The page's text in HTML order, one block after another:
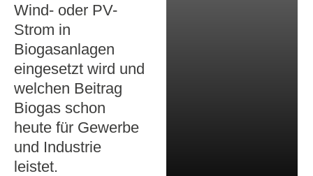
Wind- oder PV-
Strom in
Biogasanlagen
eingesetzt wird und
welchen Beitrag
Biogas schon
heute für Gewerbe
und Industrie
leistet.